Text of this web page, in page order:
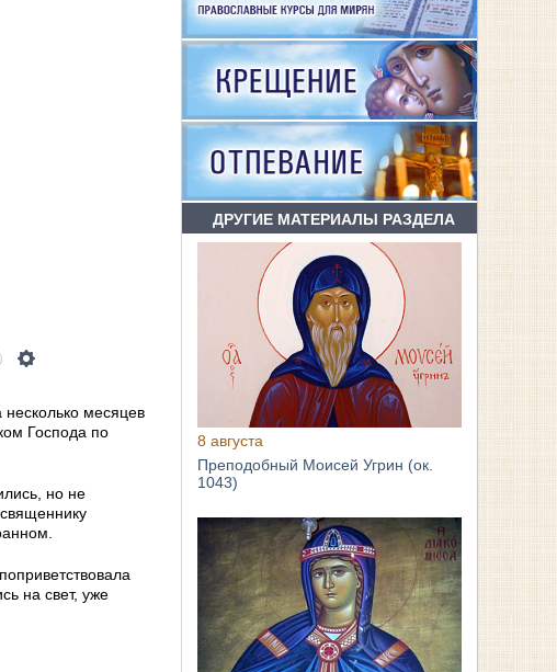
месяцев
Господа по
но не
на свет, уже
ДРУГИЕ МАТЕРИАЛЫ РАЗДЕЛА
8 августа
Преподобный Моисей Угрин (ок.
1043)